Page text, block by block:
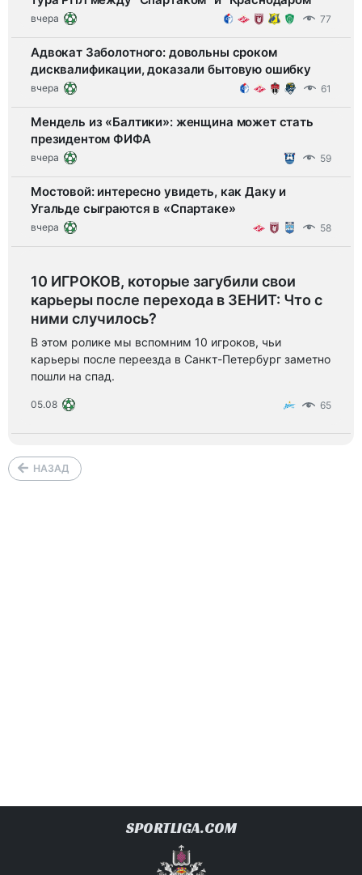
вчера 77
Адвокат Заболотного: довольны сроком
дисквалификации, доказали бытовую ошибку
вчера 61
Мендель из «Балтики»: женщина может стать
президентом ФИФА
вчера 59
Мостовой: интересно увидеть, как Даку и
Угальде сыграются в «Спартаке»
вчера 58
10 ИГРОКОВ, которые загубили свои
карьеры после перехода в ЗЕНИТ: Что с
ними случилось?
В этом ролике мы вспомним 10 игроков, чьи
карьеры после переезда в Санкт-Петербург заметно
пошли на спад.
05.08 65
НАЗАД
SPORTLIGA.COM